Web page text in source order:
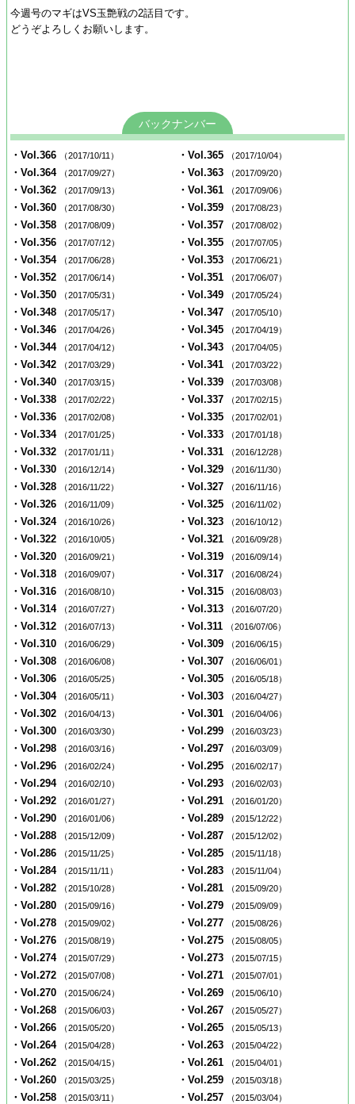
今週号のマギはVS玉艶戦の2話目です。
どうぞよろしくお願いします。
バックナンバー
・Vol.366 （2017/10/11） ・Vol.365 （2017/10/04）
・Vol.364 （2017/09/27） ・Vol.363 （2017/09/20）
・Vol.362 （2017/09/13） ・Vol.361 （2017/09/06）
・Vol.360 （2017/08/30） ・Vol.359 （2017/08/23）
・Vol.358 （2017/08/09） ・Vol.357 （2017/08/02）
・Vol.356 （2017/07/12） ・Vol.355 （2017/07/05）
・Vol.354 （2017/06/28） ・Vol.353 （2017/06/21）
・Vol.352 （2017/06/14） ・Vol.351 （2017/06/07）
・Vol.350 （2017/05/31） ・Vol.349 （2017/05/24）
・Vol.348 （2017/05/17） ・Vol.347 （2017/05/10）
・Vol.346 （2017/04/26） ・Vol.345 （2017/04/19）
・Vol.344 （2017/04/12） ・Vol.343 （2017/04/05）
・Vol.342 （2017/03/29） ・Vol.341 （2017/03/22）
・Vol.340 （2017/03/15） ・Vol.339 （2017/03/08）
・Vol.338 （2017/02/22） ・Vol.337 （2017/02/15）
・Vol.336 （2017/02/08） ・Vol.335 （2017/02/01）
・Vol.334 （2017/01/25） ・Vol.333 （2017/01/18）
・Vol.332 （2017/01/11） ・Vol.331 （2016/12/28）
・Vol.330 （2016/12/14） ・Vol.329 （2016/11/30）
・Vol.328 （2016/11/22） ・Vol.327 （2016/11/16）
・Vol.326 （2016/11/09） ・Vol.325 （2016/11/02）
・Vol.324 （2016/10/26） ・Vol.323 （2016/10/12）
・Vol.322 （2016/10/05） ・Vol.321 （2016/09/28）
・Vol.320 （2016/09/21） ・Vol.319 （2016/09/14）
・Vol.318 （2016/09/07） ・Vol.317 （2016/08/24）
・Vol.316 （2016/08/10） ・Vol.315 （2016/08/03）
・Vol.314 （2016/07/27） ・Vol.313 （2016/07/20）
・Vol.312 （2016/07/13） ・Vol.311 （2016/07/06）
・Vol.310 （2016/06/29） ・Vol.309 （2016/06/15）
・Vol.308 （2016/06/08） ・Vol.307 （2016/06/01）
・Vol.306 （2016/05/25） ・Vol.305 （2016/05/18）
・Vol.304 （2016/05/11） ・Vol.303 （2016/04/27）
・Vol.302 （2016/04/13） ・Vol.301 （2016/04/06）
・Vol.300 （2016/03/30） ・Vol.299 （2016/03/23）
・Vol.298 （2016/03/16） ・Vol.297 （2016/03/09）
・Vol.296 （2016/02/24） ・Vol.295 （2016/02/17）
・Vol.294 （2016/02/10） ・Vol.293 （2016/02/03）
・Vol.292 （2016/01/27） ・Vol.291 （2016/01/20）
・Vol.290 （2016/01/06） ・Vol.289 （2015/12/22）
・Vol.288 （2015/12/09） ・Vol.287 （2015/12/02）
・Vol.286 （2015/11/25） ・Vol.285 （2015/11/18）
・Vol.284 （2015/11/11） ・Vol.283 （2015/11/04）
・Vol.282 （2015/10/28） ・Vol.281 （2015/09/20）
・Vol.280 （2015/09/16） ・Vol.279 （2015/09/09）
・Vol.278 （2015/09/02） ・Vol.277 （2015/08/26）
・Vol.276 （2015/08/19） ・Vol.275 （2015/08/05）
・Vol.274 （2015/07/29） ・Vol.273 （2015/07/15）
・Vol.272 （2015/07/08） ・Vol.271 （2015/07/01）
・Vol.270 （2015/06/24） ・Vol.269 （2015/06/10）
・Vol.268 （2015/06/03） ・Vol.267 （2015/05/27）
・Vol.266 （2015/05/20） ・Vol.265 （2015/05/13）
・Vol.264 （2015/04/28） ・Vol.263 （2015/04/22）
・Vol.262 （2015/04/15） ・Vol.261 （2015/04/01）
・Vol.260 （2015/03/25） ・Vol.259 （2015/03/18）
・Vol.258 （2015/03/11） ・Vol.257 （2015/03/04）